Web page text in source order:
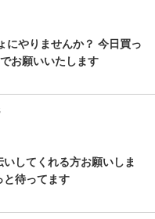
にやりませんか？ 今日買っ
お願いいたします
してくれる方お願いしま
と待ってます